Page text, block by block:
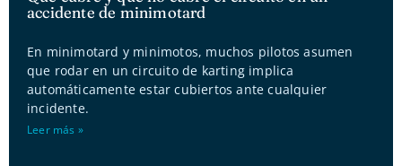
accidente de minimotard
En minimotard y minimotos, muchos pilotos asumen
que rodar en un circuito de karting implica
automáticamente estar cubiertos ante cualquier
incidente.
Leer más »